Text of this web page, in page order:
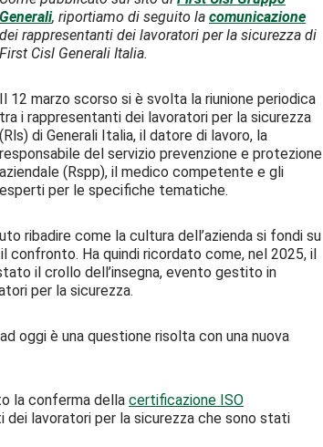
Generali, riportiamo di seguito la comunicazione
dei rappresentanti dei lavoratori per la sicurezza di
First Cisl Generali Italia.
Il 12 marzo scorso si è svolta la riunione periodica
tra i rappresentanti dei lavoratori per la sicurezza
(Rls) di Generali Italia, il datore di lavoro, la
responsabile del servizio prevenzione e protezione
aziendale (Rspp), il medico competente e gli
esperti per le specifiche tematiche.
ribadire come la cultura dell’azienda si fondi su
confronto. Ha quindi ricordato come, nel 2025, il
il crollo dell’insegna, evento gestito in
per la sicurezza.
oggi è una questione risolta con una nuova
la conferma della certificazione ISO
dei lavoratori per la sicurezza che sono stati